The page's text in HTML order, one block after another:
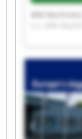
MM
Z o.o. MM
Machinery Sp.
MM
o.o. MM
Z o.o. MM
Sp. Z o.o. MM
Machinery
MM
o.o.